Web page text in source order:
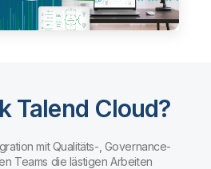
Talend Cloud?
mit Qualitäts-, Governance-
Teams die lästigen Arbeiten